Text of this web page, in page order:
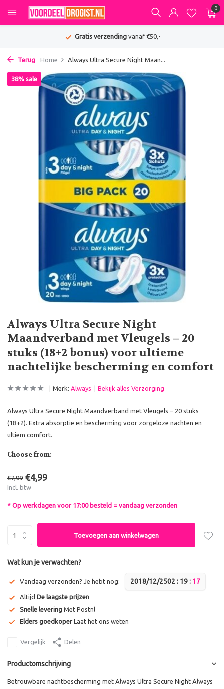
0
Gratis verzendingvanaf €50,-
Terug Home Always Ultra Secure Night Maan...
Always Ultra Secure Night
Maandverband met Vleugels – 20
stuks (18+2 bonus) voor ultieme
nachtelijke bescherming en comfort
38% sale
Merk: Always Bekijk alles Verzorging
Always Ultra Secure Night Maandverband met Vleugels – 20 stuks
(18+2). Extra absorptie en bescherming voor zorgeloze nachten en
ultiem comfort.
Choose from:
€7,99 €4,99
Incl. btw
* Op werkdagen voor 17:00 besteld = vandaag verzonden
Toevoegen aan winkelwagen
Wat kun je verwachten?
Vandaag verzonden? Je hebt nog: 2018/12/2502: 19: 17
Altijd De laagste prijzen
Snelle levering Met Postnl
Elders goedkoper Laat het ons weten
Vergelijk Delen
Productomschrijving
Betrouwbare nachtbescherming met Always Ultra Secure Night Always